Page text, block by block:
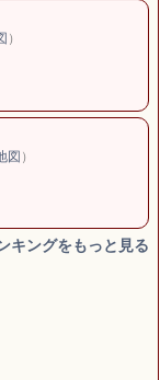
）
図 ）
キングをもっと見る